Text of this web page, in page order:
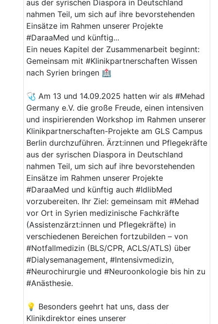
aus der syrischen Diaspora in Deutschland
nahmen Teil, um sich auf ihre bevorstehenden
Einsätze im Rahmen unserer Projekte
#DaraaMed und künftig...
Ein neues Kapitel der Zusammenarbeit beginnt:
Gemeinsam mit #Klinikpartnerschaften Wissen
nach Syrien bringen 🏥
🩺 Am 13 und 14.09.2025 hatten wir als #Mehad
Germany e.V. die große Freude, einen intensiven
und inspirierenden Workshop im Rahmen unserer
Klinikpartnerschaften-Projekte am GLS Campus
Berlin durchzuführen. Ärzt:innen und Pflegekräfte
aus der syrischen Diaspora in Deutschland
nahmen Teil, um sich auf ihre bevorstehenden
Einsätze im Rahmen unserer Projekte
#DaraaMed und künftig auch #IdlibMed
vorzubereiten. Ihr Ziel: gemeinsam mit #Mehad
vor Ort in Syrien medizinische Fachkräfte
(Assistenzärzt:innen und Pflegekräfte) in
verschiedenen Bereichen fortzubilden – von
#Notfallmedizin (BLS/CPR, ACLS/ATLS) über
#Dialysemanagement, #Intensivmedizin,
#Neurochirurgie und #Neuroonkologie bis hin zu
#Anästhesie.
💡 Besonders geehrt hat uns, dass der
Klinikdirektor eines unserer